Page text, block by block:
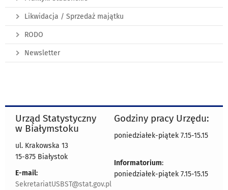
Likwidacja / Sprzedaż majątku
RODO
Newsletter
Urząd Statystyczny
w Białymstoku
ul. Krakowska 13
15-875 Białystok
E-mail:
SekretariatUSBST@stat.gov.pl
Godziny pracy Urzędu:
poniedziałek-piątek 7.15-15.15
Informatorium:
poniedziałek-piątek 7.15-15.15